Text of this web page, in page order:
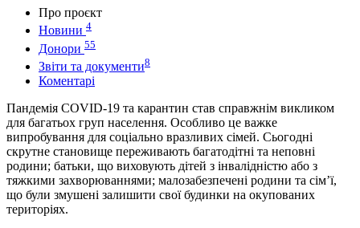
Про проєкт
Новини 4
Донори 55
Звіти та документи8
Коментарі
Пандемія COVID-19 та карантин став справжнім викликом
для багатьох груп населення. Особливо це важке
випробування для соціально вразливих сімей. Сьогодні
скрутне становище переживають багатодітні та неповні
родини; батьки, що виховують дітей з інвалідністю або з
тяжкими захворюваннями; малозабезпечені родини та сім’ї,
що були змушені залишити свої будинки на окупованих
територіях.